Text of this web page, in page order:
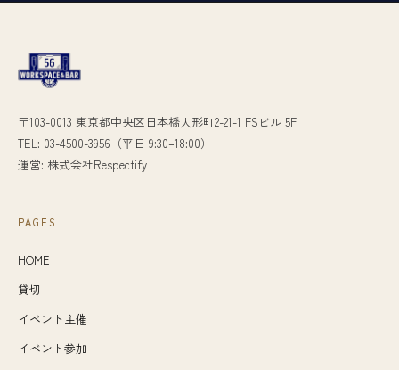
〒103-0013 東京都中央区日本橋人形町2-21-1 FSビル 5F
TEL: 03-4500-3956（平日 9:30–18:00）
運営: 株式会社Respectify
PAGES
HOME
貸切
イベント主催
イベント参加